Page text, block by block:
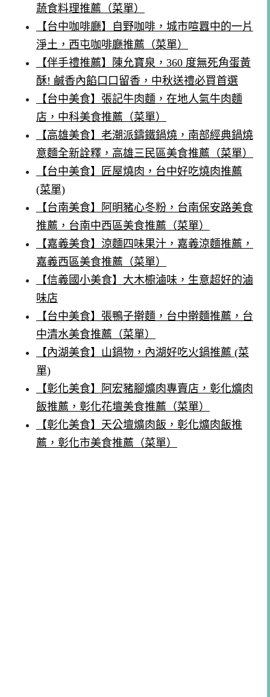
蔬食料理推薦（菜單）
【台中咖啡廳】自野咖啡，城市喧囂中的一片
淨土，西屯咖啡廳推薦（菜單）
【伴手禮推薦】陳允寶泉，360 度無死角蛋黃
酥! 鹹香內餡口口留香，中秋送禮必買首選
【台中美食】張記牛肉麵，在地人氣牛肉麵
店，中科美食推薦（菜單）
【高雄美食】老潮派鑄鐵鍋燒，南部經典鍋燒
意麵全新詮釋，高雄三民區美食推薦（菜單）
【台中美食】匠屋燒肉，台中好吃燒肉推薦
(菜單)
【台南美食】阿明豬心冬粉，台南保安路美食
推薦，台南中西區美食推薦（菜單）
【嘉義美食】涼麵四味果汁，嘉義涼麵推薦，
嘉義西區美食推薦（菜單）
【信義國小美食】大木櫥滷味，生意超好的滷
味店
【台中美食】張鴨子擀麵，台中擀麵推薦，台
中清水美食推薦（菜單）
【內湖美食】山鍋物，內湖好吃火鍋推薦 (菜
單)
【彰化美食】阿宏豬腳爌肉專賣店，彰化爌肉
飯推薦，彰化花壇美食推薦（菜單）
【彰化美食】天公壇爌肉飯，彰化爌肉飯推
薦，彰化市美食推薦（菜單）